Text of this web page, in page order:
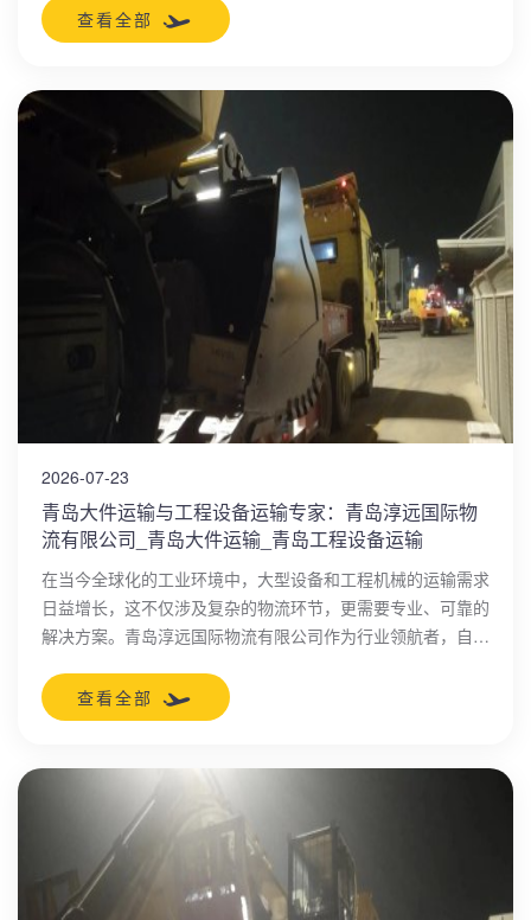
确保每件货物安全、高效地抵达目的地。
查看全部
2026-07-23
青岛大件运输与工程设备运输专家：青岛淳远国际物
流有限公司_青岛大件运输_青岛工程设备运输
在当今全球化的工业环境中，大型设备和工程机械的运输需求
日益增长，这不仅涉及复杂的物流环节，更需要专业、可靠的
解决方案。青岛淳远国际物流有限公司作为行业领航者，自
工程设备运输服务，助力企业实现全球化流通。
查看全部